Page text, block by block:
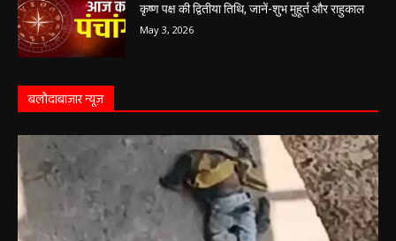
कृष्ण पक्ष की द्वितीया तिथि, जानें-शुभ मुहूर्त और राहुकाल
May 3, 2026
बलौदाबाज़ार न्यूज़